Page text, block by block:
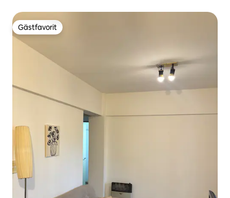
Gästfavorit
Gästfavorit